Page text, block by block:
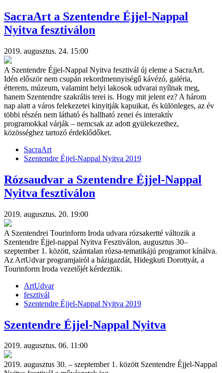
SacraArt a Szentendre Éjjel-Nappal
Nyitva fesztiválon
2019. augusztus. 24. 15:00
A Szentendre Éjjel-Nappal Nyitva fesztivál új eleme a SacraArt.
Idén először nem csupán rekordmennyiségű kávézó, galéria,
étterem, múzeum, valamint helyi lakosok udvarai nyílnak meg,
hanem Szentendre szakrális terei is. Hogy mit jelent ez? A három
nap alatt a város felekezetei kinyitják kapuikat, és különleges, az év
többi részén nem látható és hallható zenei és interaktív
programokkal várják – nemcsak az adott gyülekezethez,
közösséghez tartozó érdeklődőket.
SacraArt
Szentendre Éjjel-Nappal Nyitva 2019
Rózsaudvar a Szentendre Éjjel-Nappal
Nyitva fesztiválon
2019. augusztus. 20. 19:00
A Szentendrei Tourinform Iroda udvara rózsakertté változik a
Szentendre Éjjel-nappal Nyitva Fesztiválon, augusztus 30–
szeptember 1. között, számtalan rózsa-tematikájú programot kínálva.
Az ArtUdvar programjairól a házigazdát, Hidegkuti Dorottyát, a
Tourinform Iroda vezetőjét kérdeztük.
ArtUdvar
fesztivál
Szentendre Éjjel-Nappal Nyitva 2019
Szentendre Éjjel-Nappal Nyitva
2019. augusztus. 06. 11:00
2019. augusztus 30. – szeptember 1. között Szentendre Éjjel-Nappal